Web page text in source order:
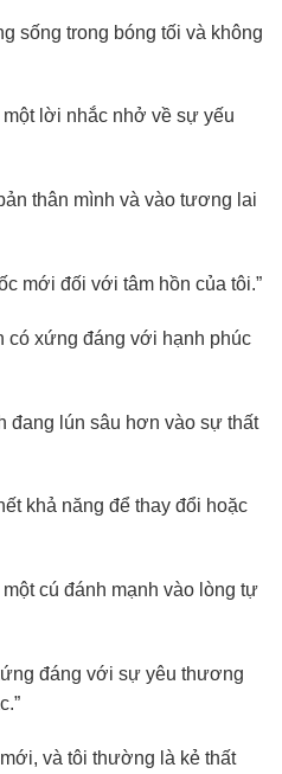
sống trong bóng tối và không
lời nhắc nhở về sự yếu
thân mình và vào tương lai
mới đối với tâm hồn của tôi.”
có xứng đáng với hạnh phúc
đang lún sâu hơn vào sự thất
khả năng để thay đổi hoặc
cú đánh mạnh vào lòng tự
đáng với sự yêu thương
và tôi thường là kẻ thất